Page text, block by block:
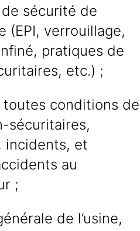
sécurité de
(EPI, verrouillage,
pratiques de
etc.) ;
toutes conditions de
sécuritaires,
incidents, et
au
;
de l’usine,